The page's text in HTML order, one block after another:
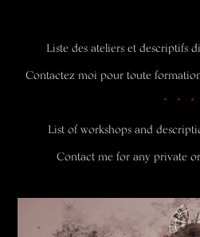
Liste des ateliers et descriptifs
Contactez moi pour toute
* * *
List of workshops and
Contact me for any private